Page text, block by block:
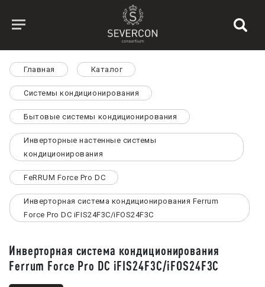
Главная Каталог
Системы кондиционирования
Бытовые системы кондиционирования
Инверторные настенные системы
кондиционирования
FeRRUM Force Pro DC
Инверторная система кондиционирования Ferrum
Force Pro DC iFIS24F3C/iFOS24F3C
Инверторная система кондиционирования
Ferrum Force Pro DC iFIS24F3C/iFOS24F3C